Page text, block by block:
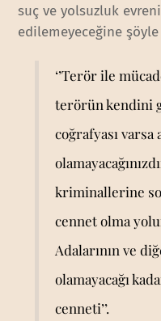
suç ve yolsuzluk
edilemeyeceğine
‘’Terör ile
terörün kendini
coğrafyası varsa
kriminallerine
cennet olma
Adalarının ve
olamayacağı
cenneti’’.